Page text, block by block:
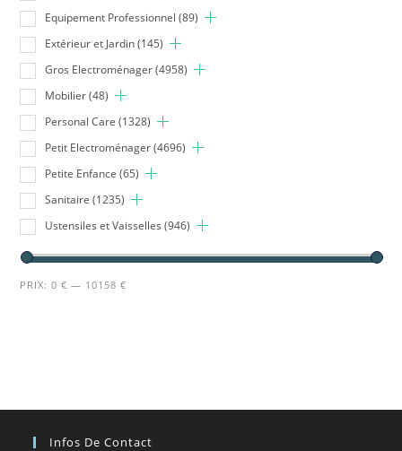
Equipement Professionnel (89)
Extérieur et Jardin (145)
Gros Electroménager (4958)
Mobilier (48)
Personal Care (1328)
Petit Electroménager (4696)
Petite Enfance (65)
Sanitaire (1235)
Ustensiles et Vaisselles (946)
PRIX:0 € — 10158 €
Infos De Contact